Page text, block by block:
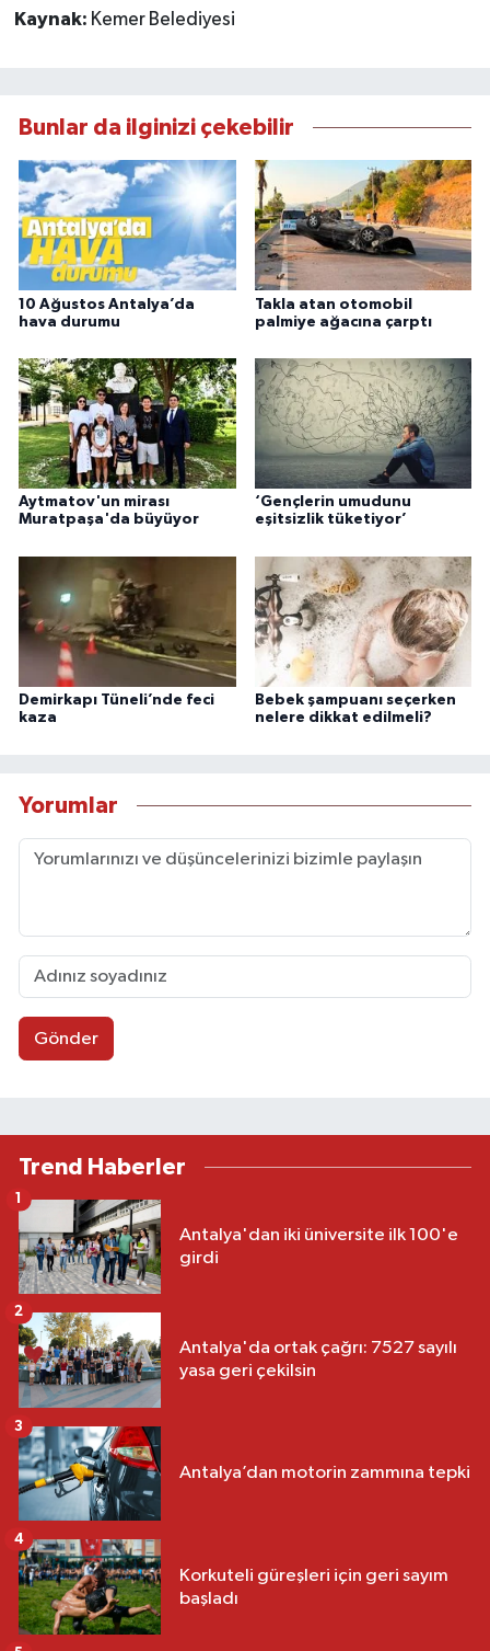
Kaynak: Kemer Belediyesi
Bunlar da ilginizi çekebilir
10 Ağustos Antalya’da
hava durumu
Takla atan otomobil
palmiye ağacına çarptı
Aytmatov'un mirası
Muratpaşa'da büyüyor
‘Gençlerin umudunu
eşitsizlik tüketiyor’
Demirkapı Tüneli’nde feci
kaza
Bebek şampuanı seçerken
nelere dikkat edilmeli?
Yorumlar
Gönder
Trend Haberler
Antalya'dan iki üniversite ilk 100'e
girdi
Antalya'da ortak çağrı: 7527 sayılı
yasa geri çekilsin
2
Antalya’dan motorin zammına tepki
3
Korkuteli güreşleri için geri sayım
başladı
4